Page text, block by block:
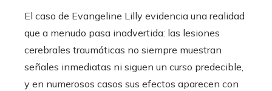
El caso de Evangeline Lilly evidencia una realidad
que a menudo pasa inadvertida: las lesiones
cerebrales traumáticas no siempre muestran
señales inmediatas ni siguen un curso predecible,
y en numerosos casos sus efectos aparecen con